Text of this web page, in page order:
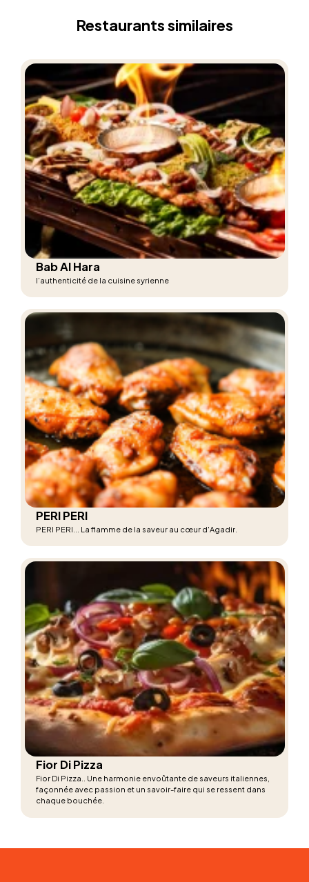
Restaurants similaires
Bab Al Hara
l’authenticité de la cuisine syrienne
PERI PERI
PERI PERI... La flamme de la saveur au cœur d'Agadir.
Fior Di Pizza
Fior Di Pizza.. Une harmonie envoûtante de saveurs italiennes,
façonnée avec passion et un savoir-faire qui se ressent dans
chaque bouchée.